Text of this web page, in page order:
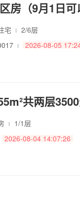
房（9月1日可
宅
2/6层
2026-08-05
1/1层
2026-08-04 14:07:26